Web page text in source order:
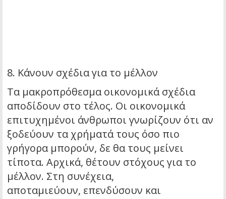
8. Κάνουν σχέδια για το μέλλον
Τα μακροπρόθεσμα οικονομικά σχέδια
αποδίδουν στο τέλος. Οι οικονομικά
επιτυχημένοι άνθρωποι γνωρίζουν ότι αν
ξοδεύουν τα χρήματά τους όσο πιο
γρήγορα μπορούν, δε θα τους μείνει
τίποτα. Αρχικά, θέτουν στόχους για το
μέλλον. Στη συνέχεια,
αποταμιεύουν, επενδύσουν και